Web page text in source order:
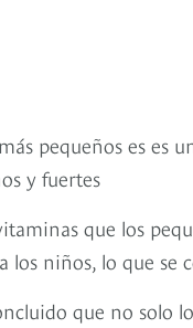
pequeños es es
y fuertes
que los
los niños, lo que
que no solo